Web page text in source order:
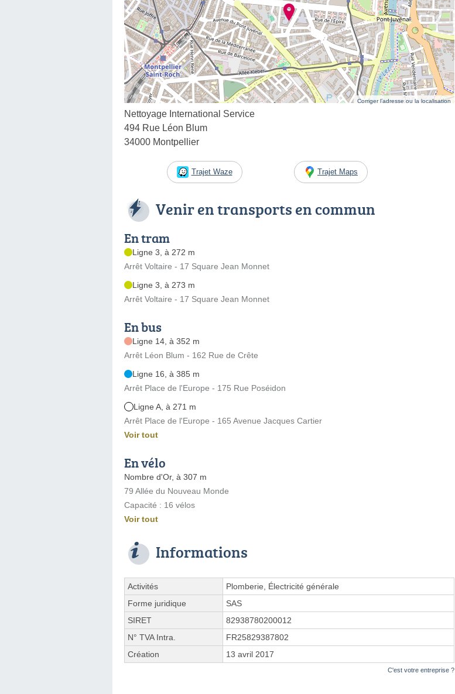
Corriger l’adresse ou la localisation
Nettoyage International Service
494 Rue Léon Blum
34000 Montpellier
Trajet Waze Trajet Maps
Venir en transports en commun
En tram
Ligne 3, à 272 m
Arrêt Voltaire - 17 Square Jean Monnet
Ligne 3, à 273 m
Arrêt Voltaire - 17 Square Jean Monnet
En bus
Ligne 14, à 352 m
Arrêt Léon Blum - 162 Rue de Crête
Ligne 16, à 385 m
Arrêt Place de l'Europe - 175 Rue Poséidon
Ligne A, à 271 m
Arrêt Place de l'Europe - 165 Avenue Jacques Cartier
Voir tout
En vélo
Nombre d'Or, à 307 m
79 Allée du Nouveau Monde
Capacité : 16 vélos
Voir tout
Informations
Activités
Plomberie, Électricité générale
Forme juridique
SAS
SIRET
82938780200012
N° TVA Intra.
FR25829387802
Création
13 avril 2017
C'est votre entreprise ?